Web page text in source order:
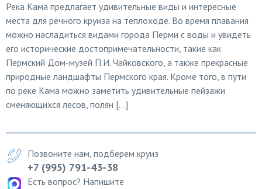
Река Кама предлагает удивительные виды и интересные
места для речного круиза на теплоходе. Во время плавания
можно насладиться видами города Перми с воды и увидеть
его исторические достопримечательности, такие как
Пермский Дом-музей П.И. Чайковского, а также прекрасные
природные ландшафты Пермского края. Кроме того, в пути
по реке Кама можно заметить удивительные пейзажи
сменяющихся лесов, полян […]
Позвоните нам, подберем круиз
+7 (995) 791-43-38
Есть вопрос? Напишите